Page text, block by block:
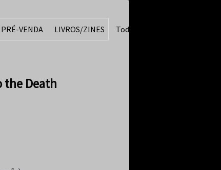
PRÉ-VENDA LIVROS/ZINES Todos
the Death